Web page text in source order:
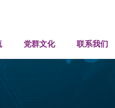
（深圳）
备应用研究重点实验室
工程技术研究中心
党群文化 联系我们
联系方式